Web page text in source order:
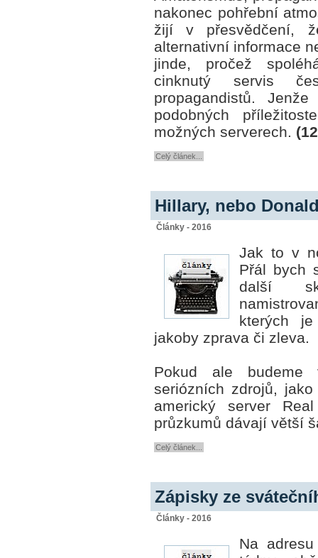
nakonec pohřební
žijí v přesvědčení,
alternativní informace
jinde, pročež
cinknutý servis
propagandistů.
podobných
možných serverech.
Celý článek...
Hillary, nebo
Články - 2016
Jak to v
Přál bych
další
kterých
jakoby zprava či zleva.
Pokud ale budeme
seriózních zdrojů,
americký server
průzkumů dávají větší
Celý článek...
Zápisky ze
Články - 2016
Na